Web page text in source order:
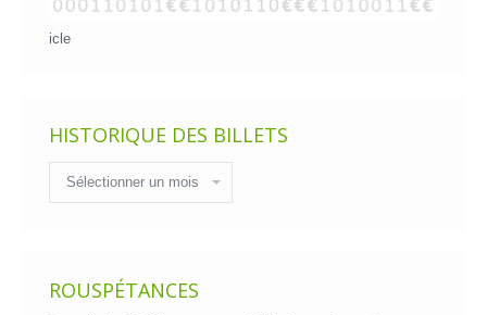
icle
HISTORIQUE DES BILLETS
des
billets
ROUSPÉTANCES